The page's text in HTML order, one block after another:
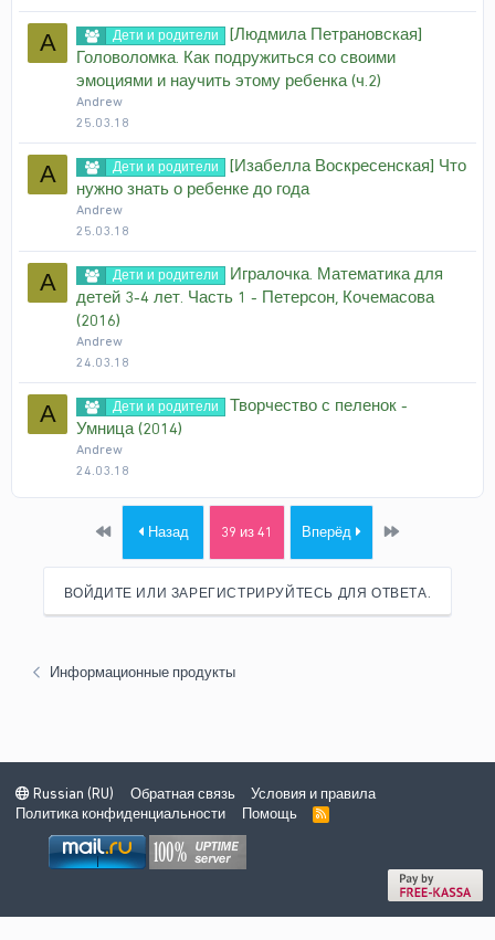
A Дети и родители
[Людмила Петрановская]
Головоломка. Как подружиться со своими
эмоциями и научить этому ребенка (ч.2)
Andrew
25.03.18
A Дети и родители
[Изабелла Воскресенская] Что
нужно знать о ребенке до года
Andrew
25.03.18
A Дети и родители
Игралочка. Математика для
детей 3-4 лет. Часть 1 - Петерсон, Кочемасова
(2016)
Andrew
24.03.18
A Дети и родители
Творчество с пеленок -
Умница (2014)
Andrew
24.03.18
First Назад 39 из 41 Вперёд Last
ВОЙДИТЕ ИЛИ ЗАРЕГИСТРИРУЙТЕСЬ ДЛЯ ОТВЕТА.
Информационные продукты
Russian (RU) Обратная связь
Условия и правила
Политика конфиденциальности
Помощь
R
S